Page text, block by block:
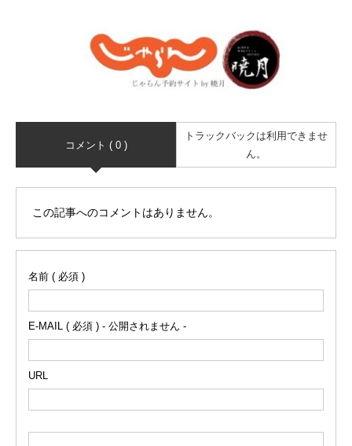
コメント ( 0 )
トラックバックは利用できませ
ん。
この記事へのコメントはありません。
名前 ( 必須 )
E-MAIL ( 必須 ) - 公開されません -
URL